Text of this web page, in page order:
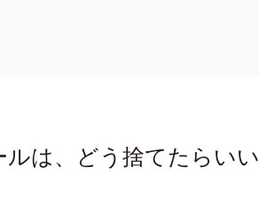
は、どう捨てたらいい